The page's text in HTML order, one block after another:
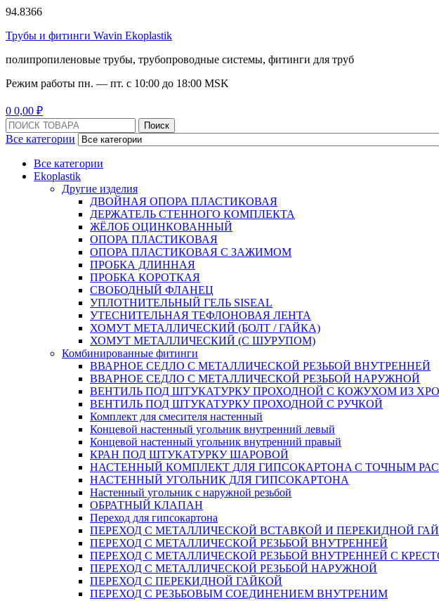
94.8366
Трубы и фитинги Wavin Ekoplastik
полипропиленовые трубы, трубопроводные системы, фитинги для труб
Режим работы пн. — пт. с 10:00 до 18:00 MSK
0 0,00 ₽
Поиск:
Поиск
Все категории
Все категории
Ekoplastik
Другие изделия
ДВОЙНАЯ ОПОРА ПЛАСТИКОВАЯ
ДЕРЖАТЕЛЬ СТЕННОГО КОМПЛЕКТА
ЖЁЛОБ ОЦИНКОВАННЫЙ
ОПОРА ПЛАСТИКОВАЯ
ОПОРА ПЛАСТИКОВАЯ С ЗАЖИМОМ
ПРОБКА ДЛИННАЯ
ПРОБКА КОРОТКАЯ
СВОБОДНЫЙ ФЛАНЕЦ
УПЛОТНИТЕЛЬНЫЙ ГЕЛЬ SISEAL
УТЕСНИТЕЛЬНАЯ ТЕФЛОНОВАЯ ЛЕНТА
ХОМУТ МЕТАЛЛИЧЕСКИЙ (БОЛТ / ГАЙКА)
ХОМУТ МЕТАЛЛИЧЕСКИЙ (С ШУРУПОМ)
Комбинированные фитинги
ВВАРНОЕ СЕДЛО С МЕТАЛЛИЧЕСКОЙ РЕЗЬБОЙ ВНУТРЕННЕЙ
ВВАРНОЕ СЕДЛО С МЕТАЛЛИЧЕСКОЙ РЕЗЬБОЙ НАРУЖНОЙ
ВЕНТИЛЬ ПОД ШТУКАТУРКУ ПРОХОДНОЙ С КОЖУХОМ ИЗ
ВЕНТИЛЬ ПОД ШТУКАТУРКУ ПРОХОДНОЙ С РУЧКОЙ
Комплект для смесителя настенный
Концевой настенный угольник внутренний левый
Концевой настенный угольник внутренний правый
КРАН ПОД ШТУКАТУРКУ ШАРОВОЙ
НАСТЕННЫЙ КОМПЛЕКТ ДЛЯ ГИПСОКАРТОНA С ТОЧНЫМ
НАСТЕННЫЙ УГОЛЬНИК ДЛЯ ГИПСОКАРТОНА
Настенный угольник с наружной резьбой
ОБРАТНЫЙ КЛАПАН
Переход для гипсокартона
ПЕРЕХОД С МЕТАЛЛИЧЕСКОЙ ВСТАВКОЙ И ПЕРЕКИДНОЙ
ПЕРЕХОД С МЕТАЛЛИЧЕСКОЙ РЕЗЬБОЙ ВНУТРЕННЕЙ
ПЕРЕХОД С МЕТАЛЛИЧЕСКОЙ РЕЗЬБОЙ ВНУТРЕННЕЙ С
ПЕРЕХОД С МЕТАЛЛИЧЕСКОЙ РЕЗЬБОЙ НАРУЖНОЙ
ПЕРЕХОД С ПЕРЕКИДНОЙ ГАЙКОЙ
ПЕРЕХОД С РЕЗЬБОВЫМ СОЕДИНЕНИЕМ ВНУТРЕНИМ